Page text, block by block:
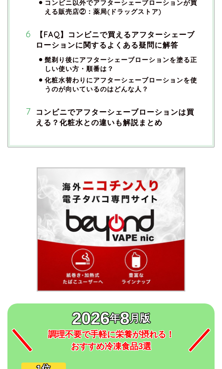
コンビニ以外でアフターシェーブローションが買
える販売店②：薬局(ドラッグストア)
【FAQ】コンビニで買えるアフターシェーブ
ローションに関するよくある疑問に解答
髭剃り後にアフターシェーブローションを塗る正
しい使い方・順番は？
化粧水替わりにアフターシェーブローションを使
うのが向いているのはどんな人？
コンビニでアフターシェーブローションは買
える？化粧水との違いも解説まとめ
2026年8月版
調理不要で手軽に栄養が摂れる！
おすすめ冷凍食品3選